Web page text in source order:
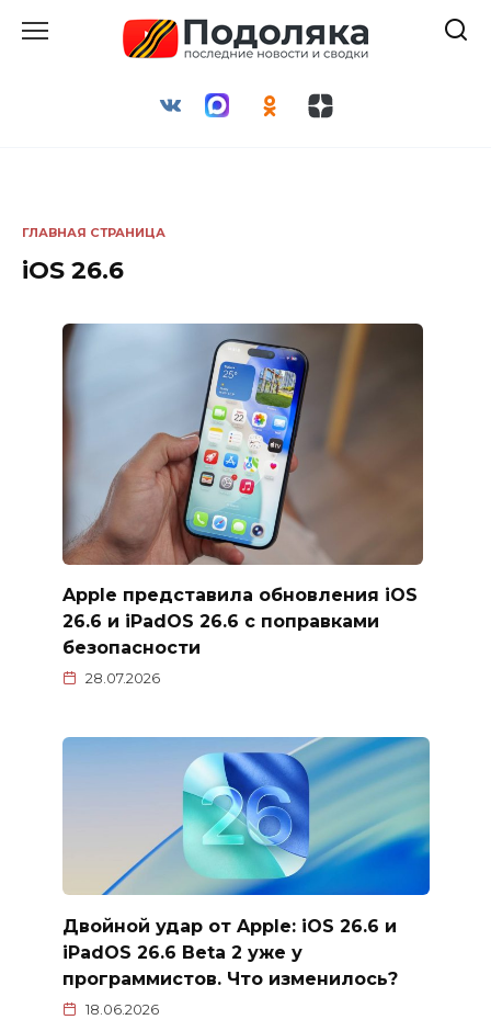
ГЛАВНАЯ СТРАНИЦА
iOS 26.6
Apple представила обновления iOS
26.6 и iPadOS 26.6 с поправками
безопасности
28.07.2026
Двойной удар от Apple: iOS 26.6 и
iPadOS 26.6 Beta 2 уже у
программистов. Что изменилось?
18.06.2026